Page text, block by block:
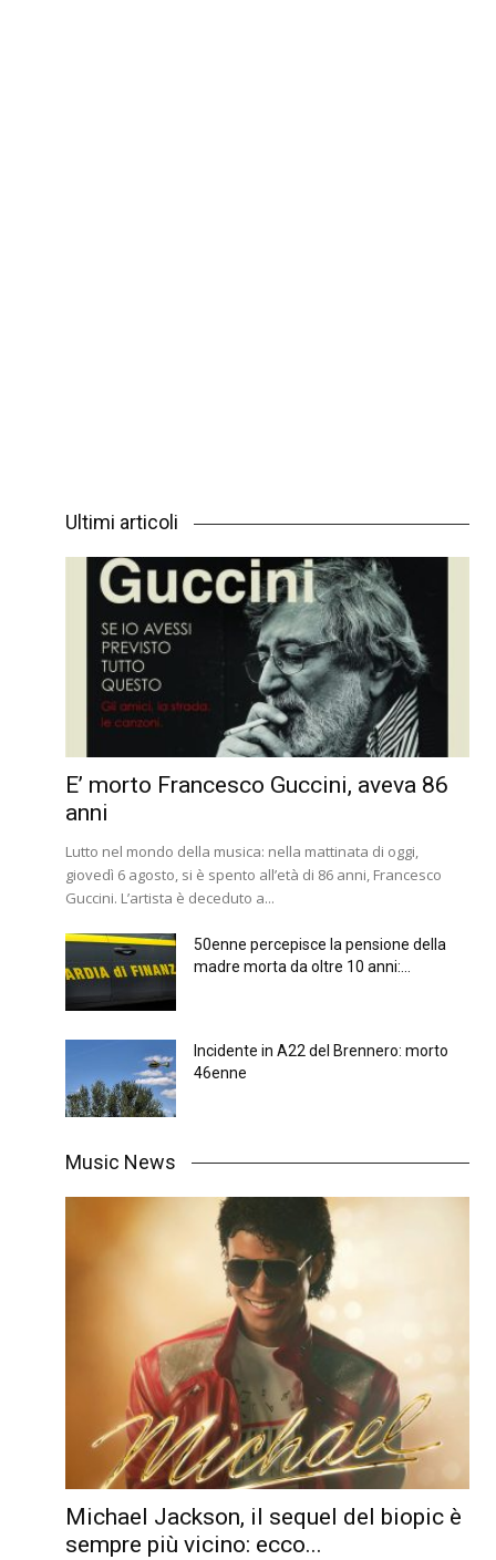
Ultimi articoli
E’ morto Francesco Guccini, aveva 86
anni
Lutto nel mondo della musica: nella mattinata di oggi,
giovedì 6 agosto, si è spento all’età di 86 anni, Francesco
Guccini. L’artista è deceduto a...
50enne percepisce la pensione della
madre morta da oltre 10 anni:...
Incidente in A22 del Brennero: morto
46enne
Music News
Michael Jackson, il sequel del biopic è
sempre più vicino: ecco...